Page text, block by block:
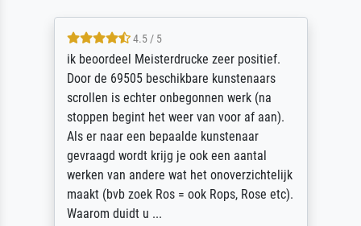
4.5 / 5
ik beoordeel Meisterdrucke zeer positief.
Door de 69505 beschikbare kunstenaars
scrollen is echter onbegonnen werk (na
stoppen begint het weer van voor af aan).
Als er naar een bepaalde kunstenaar
gevraagd wordt krijg je ook een aantal
werken van andere wat het onoverzichtelijk
maakt (bvb zoek Ros = ook Rops, Rose etc).
Waarom duidt u ...